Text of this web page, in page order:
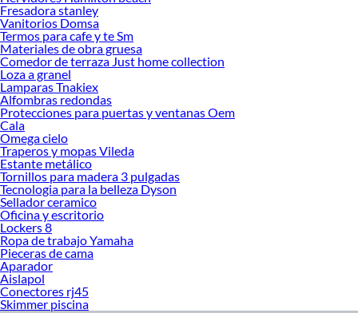
Fresadora stanley
Vanitorios Domsa
Termos para cafe y te Sm
Materiales de obra gruesa
Comedor de terraza Just home collection
Loza a granel
Lamparas Tnakiex
Alfombras redondas
Protecciones para puertas y ventanas Oem
Cala
Omega cielo
Traperos y mopas Vileda
Estante metálico
Tornillos para madera 3 pulgadas
Tecnologia para la belleza Dyson
Sellador ceramico
Oficina y escritorio
Lockers 8
Ropa de trabajo Yamaha
Pieceras de cama
Aparador
Aislapol
Conectores rj45
Skimmer piscina